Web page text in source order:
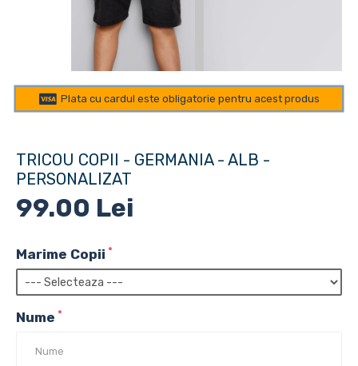
Plata cu cardul este obligatorie pentru acest produs
TRICOU COPII - GERMANIA - ALB -
PERSONALIZAT
99.00 Lei
Marime Copii
Nume